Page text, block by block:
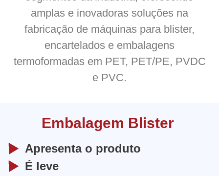
amplas e inovadoras soluções na
fabricação de máquinas para blister,
encartelados e embalagens
termoformadas em PET, PET/PE, PVDC
e PVC.
Embalagem Blister
Apresenta o produto
É leve